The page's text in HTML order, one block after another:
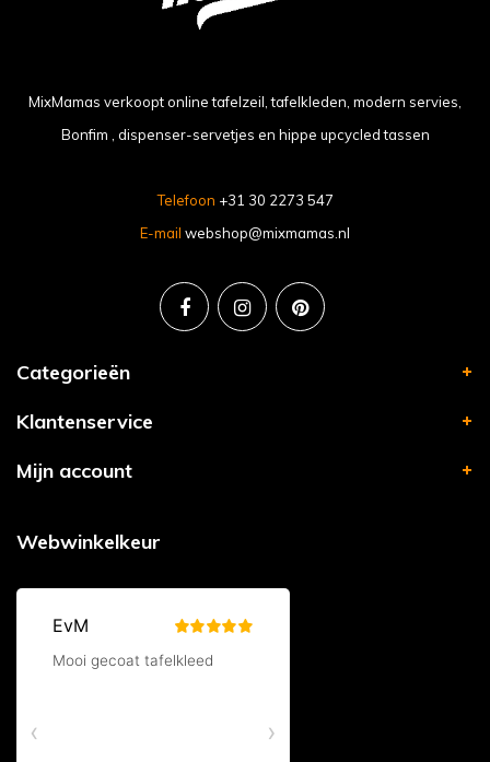
MixMamas verkoopt online tafelzeil, tafelkleden, modern servies,
Bonfim , dispenser-servetjes en hippe upcycled tassen
Telefoon +31 30 2273 547
E-mail webshop@mixmamas.nl
Categorieën
Klantenservice
Mijn account
Webwinkelkeur